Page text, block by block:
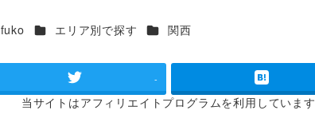
fuko カテゴリー
エリア別で探す カテゴリー
関西
-
当サイトはアフィリエイトプログラムを利用しています